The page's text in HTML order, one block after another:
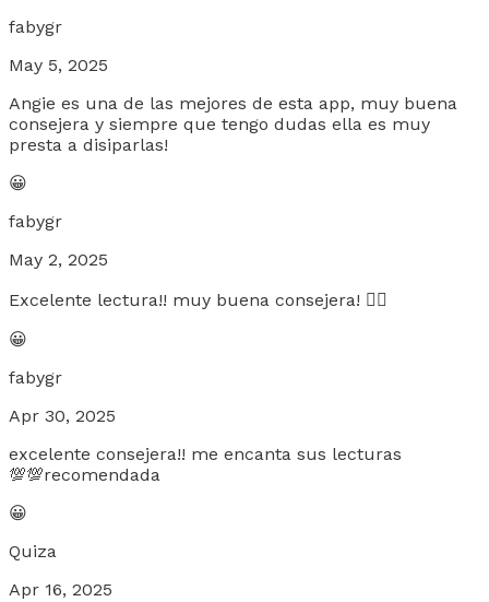
fabygr
May 5, 2025
Angie es una de las mejores de esta app, muy buena
consejera y siempre que tengo dudas ella es muy
presta a disiparlas!
😀
fabygr
May 2, 2025
Excelente lectura!! muy buena consejera! 👌🏻
😀
fabygr
Apr 30, 2025
excelente consejera!! me encanta sus lecturas
💯💯recomendada
😀
Quiza
Apr 16, 2025